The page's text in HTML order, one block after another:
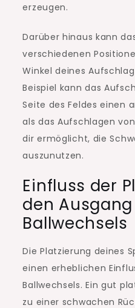
erzeugen.
Darüber hinaus kann
verschiedenen
Winkel deines
Beispiel kann das
Seite des Feldes einen
als das Aufschlagen
dir ermöglicht, die
auszunutzen.
Einfluss der
den
Ballwechsels
Die Platzierung deines
einen erheblichen
Ballwechsels. Ein gut
zu einer schwachen